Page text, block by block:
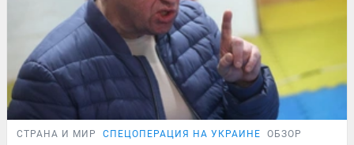
СТРАНА И МИР СПЕЦОПЕРАЦИЯ НА УКРАИНЕ ОБЗОР